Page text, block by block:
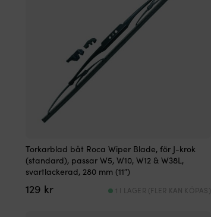
Torkarblad båt Roca Wiper Blade, för J-krok
(standard), passar W5, W10, W12 & W38L,
svartlackerad, 280 mm (11″)
129 kr 1 I LAGER (FLER KAN KÖPAS)